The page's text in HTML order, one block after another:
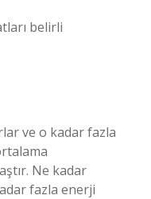
belirli
ve o kadar fazla
Ne kadar
fazla enerji